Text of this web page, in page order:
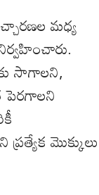
మధ్య
సాగాలని,
పెరగాలని
మొక్కులు